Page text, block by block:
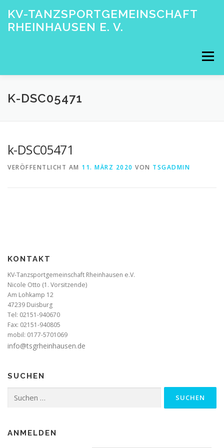
Inhalt
springen
KV-TANZSPORTGEMEINSCHAFT
RHEINHAUSEN E. V.
Menü
STARTSEITE DER VEREIN
K-DSC05471
k-DSC05471
VERÖFFENTLICHT AM 11. MÄRZ 2020 VON TSGADMIN
KONTAKT
KV-Tanzsportgemeinschaft Rheinhausen e.V.
Nicole Otto (1. Vorsitzende)
Am Lohkamp 12
47239 Duisburg
Tel: 02151-940670
Fax: 02151-940805
mobil: 0177-5701069
info@tsgrheinhausen.de
SUCHEN
nach:
ANMELDEN